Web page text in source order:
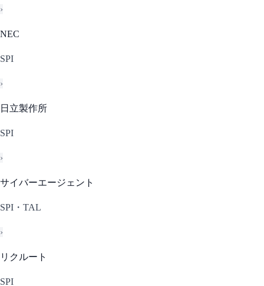
›
NEC
SPI
›
日立製作所
SPI
›
サイバーエージェント
SPI・TAL
›
リクルート
SPI